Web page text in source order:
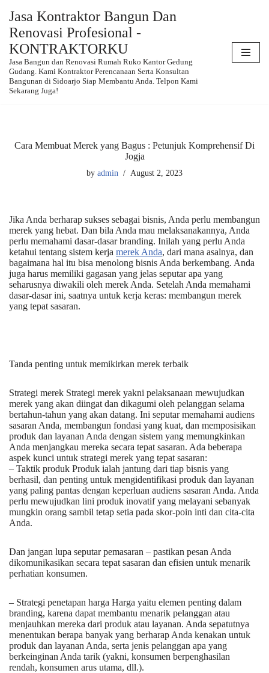
Skip
content
Jasa Kontraktor Bangun Dan
Renovasi Profesional -
KONTRAKTORKU
Jasa Bangun dan Renovasi Rumah Ruko Kantor Gedung
Gudang. Kami Kontraktor Perencanaan Serta Konsultan
Bangunan di Sidoarjo Siap Membantu Anda. Telpon Kami
Sekarang Juga!
Cara Membuat Merek yang Bagus : Petunjuk Komprehensif Di
Jogja
by admin August 2, 2023
Jika Anda berharap sukses sebagai bisnis, Anda perlu membangun
merek yang hebat. Dan bila Anda mau melaksanakannya, Anda
perlu memahami dasar-dasar branding. Inilah yang perlu Anda
ketahui tentang sistem kerja merek Anda, dari mana asalnya, dan
bagaimana hal itu bisa menolong bisnis Anda berkembang. Anda
juga harus memiliki gagasan yang jelas seputar apa yang
seharusnya diwakili oleh merek Anda. Setelah Anda memahami
dasar-dasar ini, saatnya untuk kerja keras: membangun merek
yang tepat sasaran.
Tanda penting untuk memikirkan merek terbaik
Strategi merek Strategi merek yakni pelaksanaan mewujudkan
merek yang akan diingat dan dikagumi oleh pelanggan selama
bertahun-tahun yang akan datang. Ini seputar memahami audiens
sasaran Anda, membangun fondasi yang kuat, dan memposisikan
produk dan layanan Anda dengan sistem yang memungkinkan
Anda menjangkau mereka secara tepat sasaran. Ada beberapa
aspek kunci untuk strategi merek yang tepat sasaran:
– Taktik produk Produk ialah jantung dari tiap bisnis yang
berhasil, dan penting untuk mengidentifikasi produk dan layanan
yang paling pantas dengan keperluan audiens sasaran Anda. Anda
perlu mewujudkan lini produk inovatif yang melayani sebanyak
mungkin orang sambil tetap setia pada skor-poin inti dan cita-cita
Anda.
Dan jangan lupa seputar pemasaran – pastikan pesan Anda
dikomunikasikan secara tepat sasaran dan efisien untuk menarik
perhatian konsumen.
– Strategi penetapan harga Harga yaitu elemen penting dalam
branding, karena dapat membantu menarik pelanggan atau
menjauhkan mereka dari produk atau layanan. Anda sepatutnya
menentukan berapa banyak yang berharap Anda kenakan untuk
produk dan layanan Anda, serta jenis pelanggan apa yang
berkeinginan Anda tarik (yakni, konsumen berpenghasilan
rendah, konsumen arus utama, dll.).